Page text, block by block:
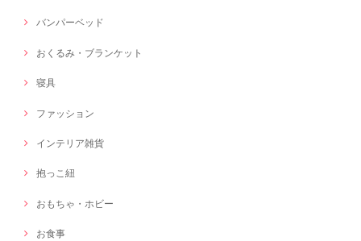
バンパーベッド
おくるみ・ブランケット
寝具
ファッション
インテリア雑貨
抱っこ紐
おもちゃ・ホビー
お食事